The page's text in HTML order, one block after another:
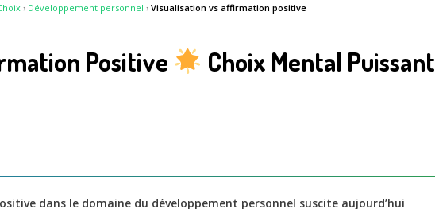
› Développement personnel › Visualisation vs affirmation positive
Positive Choix Mental Puissant
dans le domaine du développement personnel suscite aujourd’hui